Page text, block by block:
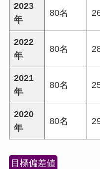
2023
年
80名
2022
年
80名
2021
年
80名
2020
年
80名
目標偏差値